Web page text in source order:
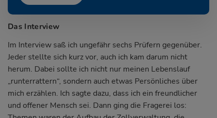
Das Interview
Im Interview saß ich ungefähr sechs Prüfern gegenüber.
Jeder stellte sich kurz vor, auch ich kam darum nicht
herum. Dabei sollte ich nicht nur meinen Lebenslauf
„runterrattern“, sondern auch etwas Persönliches über
mich erzählen. Ich sagte dazu, dass ich ein freundlicher
und offener Mensch sei. Dann ging die Fragerei los: